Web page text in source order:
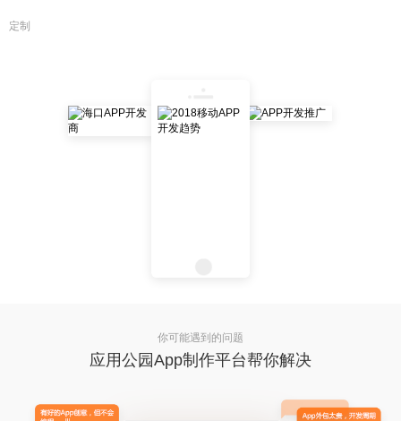
定制
你可能遇到的问题
应用公园App制作平台帮你解决